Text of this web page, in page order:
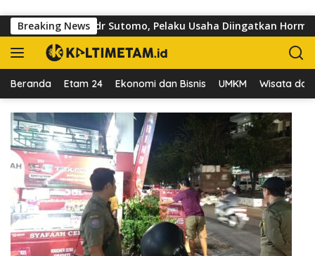
Breaking News
di Jalan dr Sutomo, Pelaku Usaha Diingatkan Hormati
Beranda Etam 24 Ekonomi dan Bisnis UMKM Wisata dan